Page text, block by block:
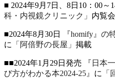
■ 2024年9月7日、8日10：00～
科・内視鏡クリニック」 内覧
■2024年8月30日
『homify』の
に
「阿倍野の長屋」 掲載
■■2024年1月29日発売
『日本
び方がわかる本2024-25』 に 「